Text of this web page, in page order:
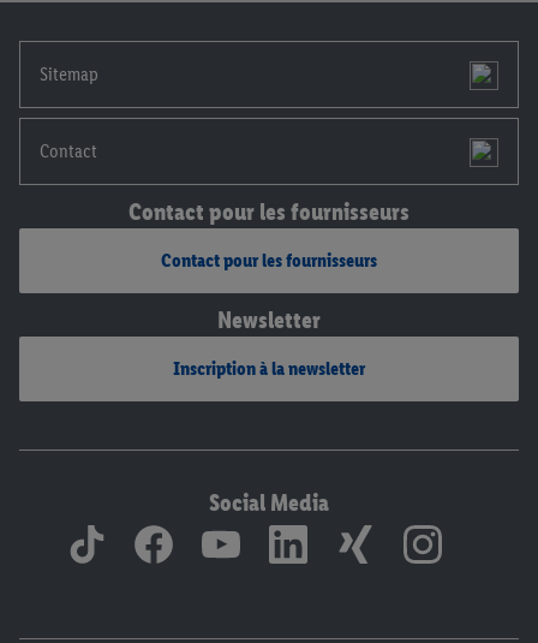
Sitemap
Contact
Contact pour les fournisseurs
Contact pour les fournisseurs
Newsletter
Inscription à la newsletter
Social Media